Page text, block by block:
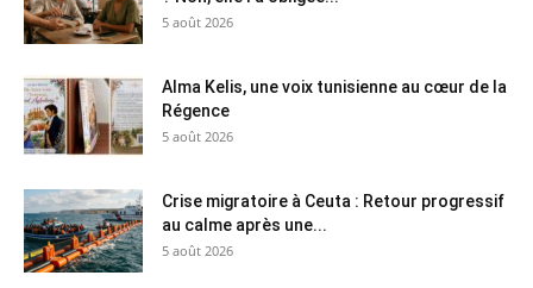
5 août 2026
Alma Kelis, une voix tunisienne au cœur de la
Régence
5 août 2026
Crise migratoire à Ceuta : Retour progressif
au calme après une...
5 août 2026